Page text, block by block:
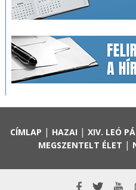
CÍMLAP | HAZAI | XIV. LEÓ
MEGSZENTELT ÉLET |